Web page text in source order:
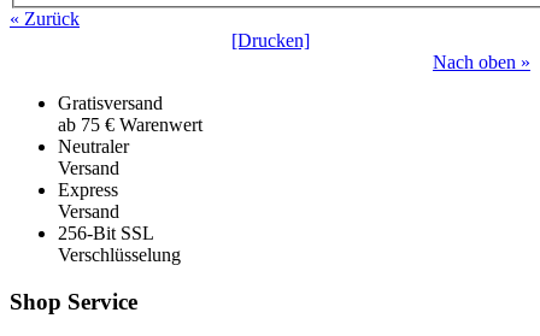
« Zurück
[Drucken]
Nach oben »
Gratisversand
ab 75 € Warenwert
Neutraler
Versand
Express
Versand
256-Bit SSL
Verschlüsselung
Shop Service